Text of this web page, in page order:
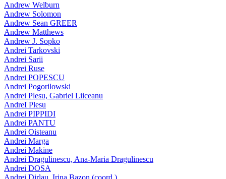
Andrew Welburn
Andrew Solomon
Andrew Sean GREER
Andrew Matthews
Andrew J. Sopko
Andrei Tarkovski
Andrei Sarii
Andrei Ruse
Andrei POPESCU
Andrei Pogorilowski
Andrei Plesu, Gabriel Liiceanu
AndreI Plesu
Andrei PIPPIDI
Andrei PANTU
Andrei Oisteanu
Andrei Marga
Andrei Makine
Andrei Dragulinescu, Ana-Maria Dragulinescu
Andrei DOSA
Andrei Dirlau, Irina Bazon (coord.)